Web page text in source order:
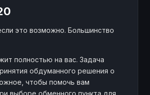
это возможно. Большинство
полностью на вас. Задача
обдуманного решения о
чтобы помочь вам
выборе обменного пункта для